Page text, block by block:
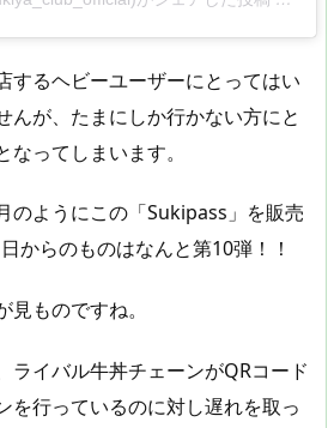
するヘビーユーザーにとってはい
んが、たまにしか行かない方にと
ってしまいます。
のようにこの「Sukipass」を販売
からのものはなんと第10弾！！
ものですね。
ライバル牛丼チェーンがQRコード
を行っているのに対し遅れを取っ